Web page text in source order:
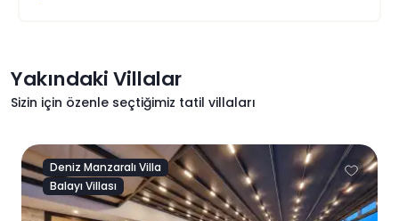
Yakındaki Villalar
Sizin için özenle seçtiğimiz tatil villaları
Deniz Manzaralı Villa
Balayı Villası